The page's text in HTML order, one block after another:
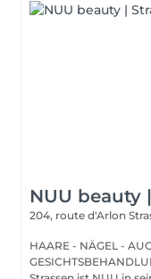
NUU beauty
204, route d'Arlon
HAARE - NÄGEL -